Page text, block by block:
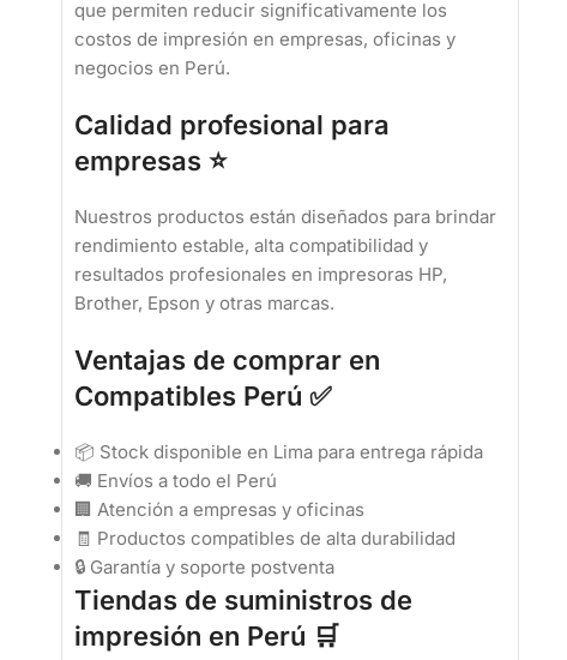
que permiten reducir significativamente los
costos de impresión en empresas, oficinas y
negocios en Perú.
Calidad profesional para
empresas ⭐
Nuestros productos están diseñados para brindar
rendimiento estable, alta compatibilidad y
resultados profesionales en impresoras HP,
Brother, Epson y otras marcas.
Ventajas de comprar en
Compatibles Perú ✅
📦 Stock disponible en Lima para entrega rápida
🚚 Envíos a todo el Perú
🏢 Atención a empresas y oficinas
🧾 Productos compatibles de alta durabilidad
🔒 Garantía y soporte postventa
Tiendas de suministros de
impresión en Perú 🛒